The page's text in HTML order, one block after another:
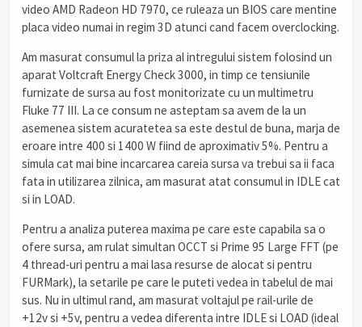
video AMD Radeon HD 7970, ce ruleaza un BIOS care mentine
placa video numai in regim 3D atunci cand facem overclocking.
Am masurat consumul la priza al intregului sistem folosind un
aparat Voltcraft Energy Check 3000, in timp ce tensiunile
furnizate de sursa au fost monitorizate cu un multimetru
Fluke 77 III. La ce consum ne asteptam sa avem de la un
asemenea sistem acuratetea sa este destul de buna, marja de
eroare intre 400 si 1400 W fiind de aproximativ 5%. Pentru a
simula cat mai bine incarcarea careia sursa va trebui sa ii faca
fata in utilizarea zilnica, am masurat atat consumul in IDLE cat
si in LOAD.
Pentru a analiza puterea maxima pe care este capabila sa o
ofere sursa, am rulat simultan OCCT si Prime 95 Large FFT (pe
4 thread-uri pentru a mai lasa resurse de alocat si pentru
FURMark), la setarile pe care le puteti vedea in tabelul de mai
sus. Nu in ultimul rand, am masurat voltajul pe rail-urile de
+12v si +5v, pentru a vedea diferenta intre IDLE si LOAD (ideal